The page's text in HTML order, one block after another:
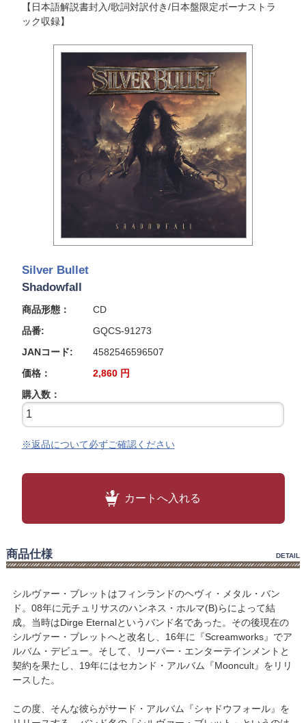
【日本語解説書封入/歌詞対訳付き/日本盤限定ボーナストラ
ック収録】
Silver Bullet
Shadowfall
商品形態：
CD
品番:
GQCS-91273
JANコード:
4582546596507
価格：
2,860 円
購入数：
※返品について必ずご確認ください
カートへ入れる
商品仕様 DETAIL
シルヴァー・ブレットはフィンランドのヘヴィ・メタル・バン
ド。08年に元チュリサスのハンネス・ホルマ(B)らによって結
成。当時はDirge Eternalというバンド名であった。その後現在の
シルヴァー・ブレットへと改名し、16年に『Screamworks』でア
ルバム・デビュー。そして、リーパー・エンターテインメントと
契約を果たし、19年にはセカンド・アルバム『Mooncult』をリリ
ースした。
この度、そんな彼らがサード・アルバム『シャドウフォール』を